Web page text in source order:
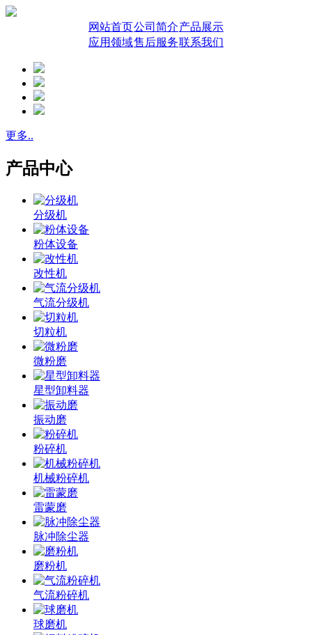
网站首页公司简介产品展示
应用领域售后服务联系我们
更多..
产品中心
分级机
粉体设备
改性机
气流分级机
切粒机
微粉磨
星型卸料器
振动磨
粉碎机
机械粉碎机
雷蒙磨
脉冲除尘器
磨粉机
气流粉碎机
球磨机